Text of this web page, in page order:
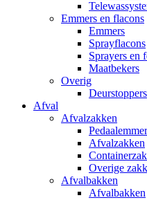
Emmers en flacons
Emmers
Sprayflacons
Sprayers en
Maatbekers
Overig
Deurstoppers
Afval
Afvalzakken
Afvalzakken
Overige
Afvalbakken
Afvalbakken